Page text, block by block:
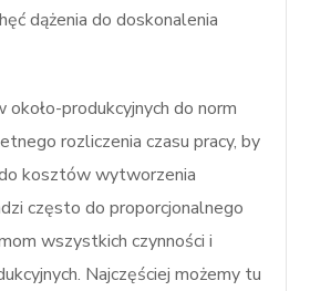
dążenia do doskonalenia
około-produkcyjnych do norm
rozliczenia czasu pracy, by
kosztów wytworzenia
często do proporcjonalnego
wszystkich czynności i
Najczęściej możemy tu